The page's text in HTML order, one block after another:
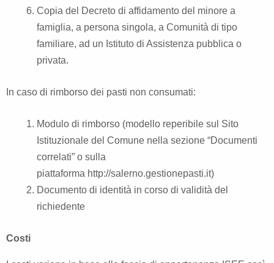
Copia del Decreto di affidamento del minore a
famiglia, a persona singola, a Comunità di tipo
familiare, ad un Istituto di Assistenza pubblica o
privata.
In caso di rimborso dei pasti non consumati:
Modulo di rimborso (modello reperibile sul Sito
Istituzionale del Comune nella sezione “Documenti
correlati” o sulla
piattaforma http://salerno.gestionepasti.it)
Documento di identità in corso di validità del
richiedente
Costi